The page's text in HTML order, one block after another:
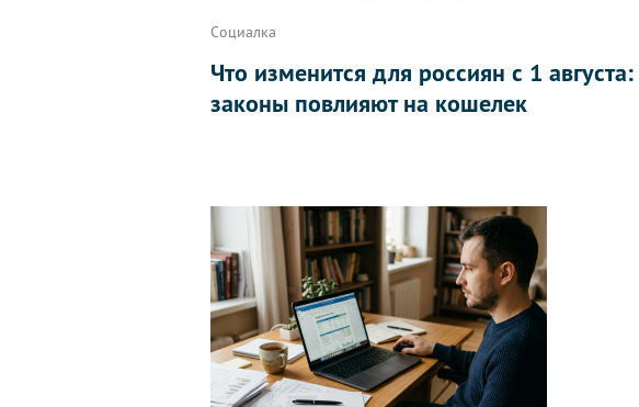
Социалка
Что изменится для россиян с 1
законы повлияют на кошелек